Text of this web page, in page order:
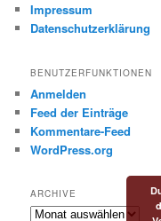
n
Impressum
Datenschutzerklärung
BENUTZERFUNKTIONEN
Anmelden
Feed der Einträge
Kommentare-Feed
WordPress.org
ARCHIVE
Archive